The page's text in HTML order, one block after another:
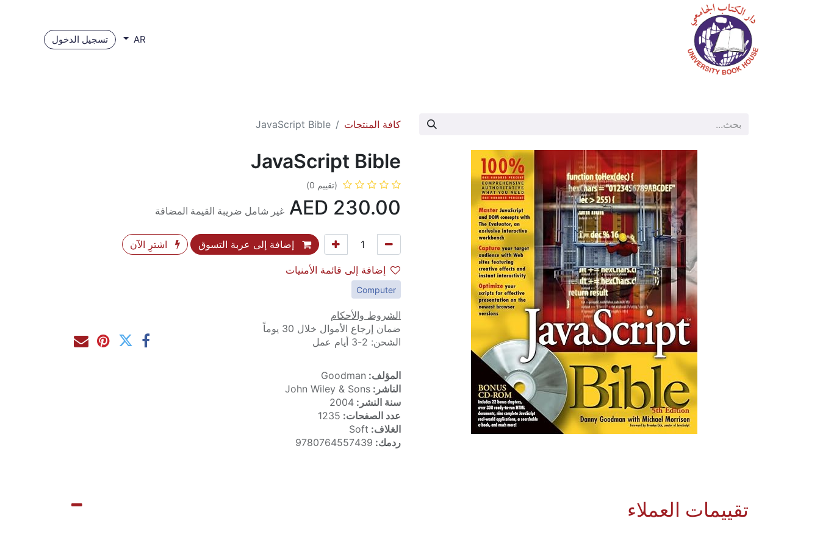
AR تسجيل الدخول
كافة المنتجات JavaScript Bible
JavaScript Bible
(تقييم 0)
230.00 غير شامل ضريبة القيمة المضافة
إضافة إلى عربة التسوق اشترِ الآن
إضافة إلى قائمة الأمنيات
Computer
الشروط والأحكام
ضمان إرجاع الأموال خلال 30 يوماً
الشحن: 2-3 أيام عمل
المؤلف: Goodman
الناشر: John Wiley & Sons
سنة النشر: 2004
عدد الصفحات: 1235
الغلاف: Soft
ردمك: 9780764557439
تقييمات العملاء